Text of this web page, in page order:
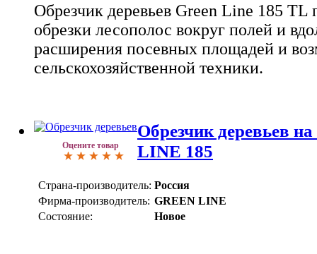
Обрезчик деревьев Green Line 185 TL
обрезки лесополос вокруг полей и
расширения посевных площадей и
сельскохозяйственной техники.
Оцените товар
Обрезчик деревьев
LINE 185
Страна-производитель: Россия
Фирма-производитель: GREEN LINE
Состояние:
Новое